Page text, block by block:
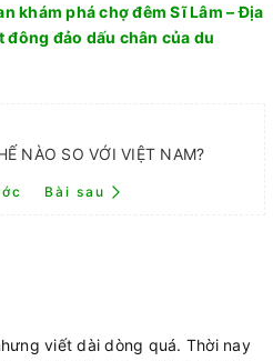
khám phá chợ đêm Sĩ Lâm – Địa
đảo dấu chân của du
NÀO SO VỚI VIỆT NAM?
Bài sau
viết dài dòng quá. Thời nay